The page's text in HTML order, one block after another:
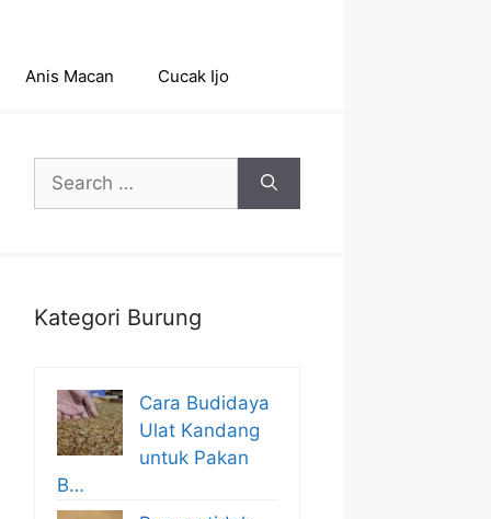
Anis Macan Cucak Ijo
Search
for:
Kategori Burung
Cara Budidaya
Ulat Kandang
untuk Pakan
B…